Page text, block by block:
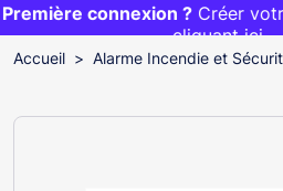
Première commande ?20€
et livraison 24/48h gratuite
connexion ? Créer
cliquant ici
EXCLU WEB :
Accueil Alarme Incendie et